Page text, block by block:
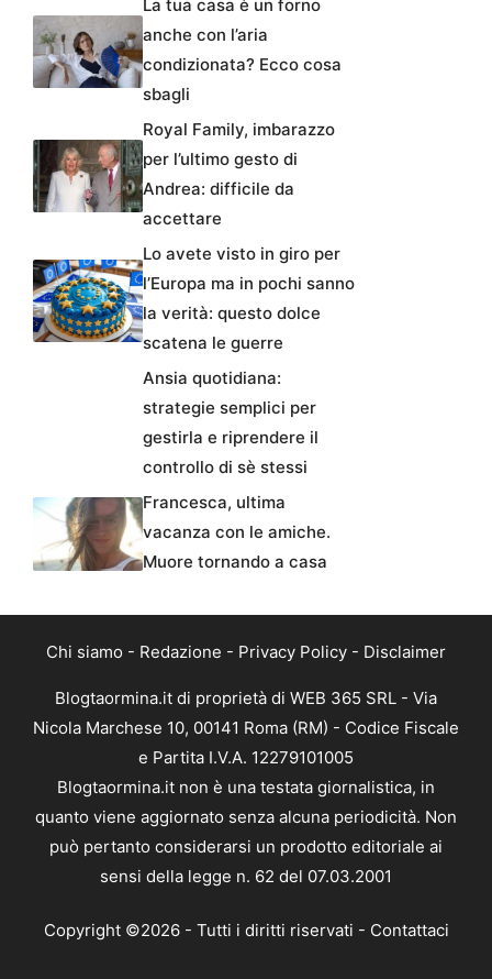
La tua casa è un forno
anche con l’aria
condizionata? Ecco cosa
sbagli
Royal Family, imbarazzo
per l’ultimo gesto di
Andrea: difficile da
accettare
Lo avete visto in giro per
l’Europa ma in pochi sanno
la verità: questo dolce
scatena le guerre
Ansia quotidiana:
strategie semplici per
gestirla e riprendere il
controllo di sè stessi
Francesca, ultima
vacanza con le amiche.
Muore tornando a casa
Chi siamo - Redazione - Privacy Policy - Disclaimer
Blogtaormina.it di proprietà di WEB 365 SRL - Via
Nicola Marchese 10, 00141 Roma (RM) - Codice Fiscale
e Partita I.V.A. 12279101005
Blogtaormina.it non è una testata giornalistica, in
quanto viene aggiornato senza alcuna periodicità. Non
può pertanto considerarsi un prodotto editoriale ai
sensi della legge n. 62 del 07.03.2001
Copyright ©2026 - Tutti i diritti riservati - Contattaci